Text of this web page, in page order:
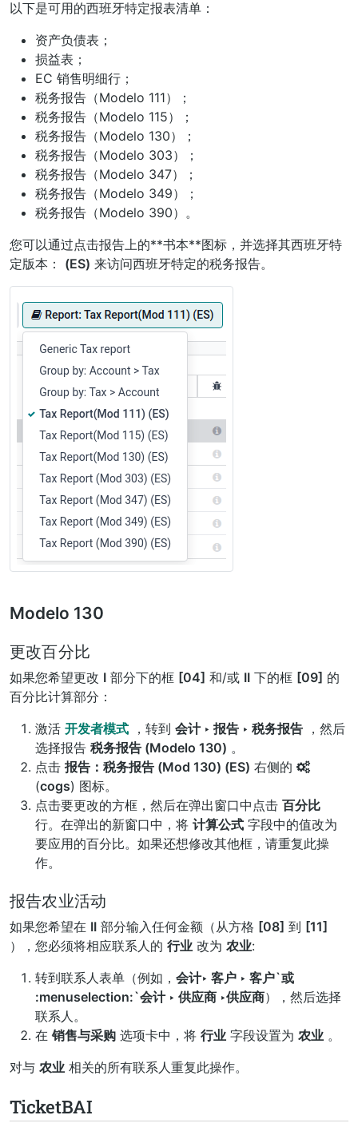
以下是可用的西班牙特定报表清单：
资产负债表；
损益表；
EC 销售明细行；
税务报告（Modelo 111）；
税务报告（Modelo 115）；
税务报告（Modelo 130）；
税务报告（Modelo 303）；
税务报告（Modelo 347）；
税务报告（Modelo 349）；
税务报告（Modelo 390）。
您可以通过点击报告上的**书本**图标，并选择其西班牙特
定版本： (ES) 来访问西班牙特定的税务报告。
Modelo 130
更改百分比
如果您希望更改 I 部分下的框 [04] 和/或 II 下的框 [09] 的
百分比计算部分：
激活 开发者模式 ，转到 会计 ‣ 报告 ‣ 税务报告 ，然后
选择报告 税务报告 (Modelo 130) 。
点击 报告：税务报告 (Mod 130) (ES) 右侧的
(cogs) 图标。
点击要更改的方框，然后在弹出窗口中点击 百分比
行。在弹出的新窗口中，将 计算公式 字段中的值改为
要应用的百分比。如果还想修改其他框，请重复此操
作。
报告农业活动
如果您希望在 II 部分输入任何金额（从方格 [08] 到 [11]
），您必须将相应联系人的 行业 改为 农业:
转到联系人表单（例如， 会计‣ 客户 ‣ 客户`或
:menuselection:`会计 ‣ 供应商 ‣供应商），然后选择
联系人。
在 销售与采购 选项卡中，将 行业 字段设置为 农业 。
对与 农业 相关的所有联系人重复此操作。
TicketBAI